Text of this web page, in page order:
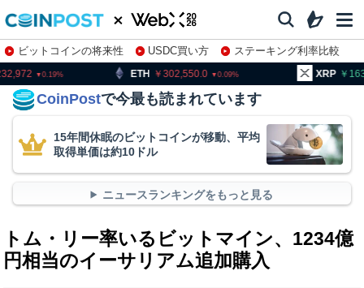
ビットコインの将来性 USDC買い方
ステーキング利率比較
株特集・関連銘柄
ETH 302,550.0 XRP 163.49
CoinPostで今最も読まれています
15年間休眠のビットコインが移動、平均
取得単価は約10ドル
ニュースランキングをもっと見る
トム・リー率いるビットマイン、1234億
円相当のイーサリアム追加購入